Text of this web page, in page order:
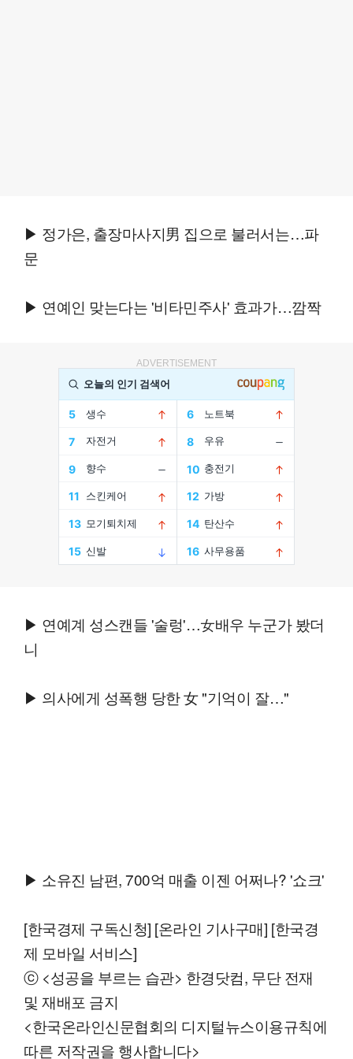
▶ 정가은, 출장마사지男 집으로 불러서는…파
문
▶ 연예인 맞는다는 '비타민주사' 효과가…깜짝
ADVERTISEMENT
▶ 연예계 성스캔들 '술렁'…女배우 누군가 봤더
니
▶ 의사에게 성폭행 당한 女 "기억이 잘…"
▶ 소유진 남편, 700억 매출 이젠 어쩌나? '쇼크'
[한국경제 구독신청] [온라인 기사구매] [한국경
제 모바일 서비스]
ⓒ <성공을 부르는 습관> 한경닷컴, 무단 전재
및 재배포 금지
<한국온라인신문협회의 디지털뉴스이용규칙에
따른 저작권을 행사합니다>